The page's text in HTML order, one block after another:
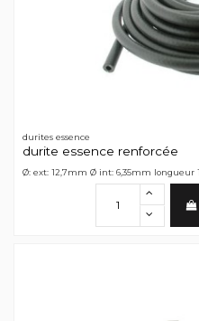
durites essence
durite essence renforcée
Ø: ext: 12,7mm Ø int: 6,35mm